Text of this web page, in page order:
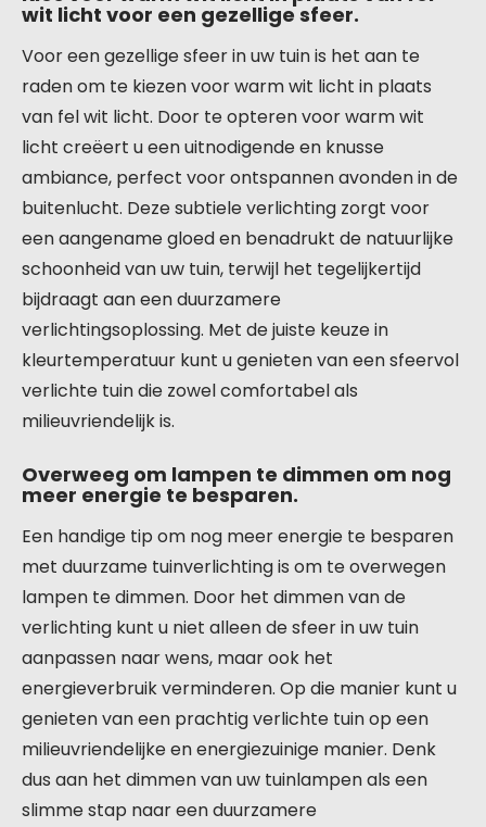
wit licht voor een gezellige sfeer.
Voor een gezellige sfeer in uw tuin is het aan te
raden om te kiezen voor warm wit licht in plaats
van fel wit licht. Door te opteren voor warm wit
licht creëert u een uitnodigende en knusse
ambiance, perfect voor ontspannen avonden in de
buitenlucht. Deze subtiele verlichting zorgt voor
een aangename gloed en benadrukt de natuurlijke
schoonheid van uw tuin, terwijl het tegelijkertijd
bijdraagt aan een duurzamere
verlichtingsoplossing. Met de juiste keuze in
kleurtemperatuur kunt u genieten van een sfeervol
verlichte tuin die zowel comfortabel als
milieuvriendelijk is.
Overweeg om lampen te dimmen om nog
meer energie te besparen.
Een handige tip om nog meer energie te besparen
met duurzame tuinverlichting is om te overwegen
lampen te dimmen. Door het dimmen van de
verlichting kunt u niet alleen de sfeer in uw tuin
aanpassen naar wens, maar ook het
energieverbruik verminderen. Op die manier kunt u
genieten van een prachtig verlichte tuin op een
milieuvriendelijke en energiezuinige manier. Denk
dus aan het dimmen van uw tuinlampen als een
slimme stap naar een duurzamere